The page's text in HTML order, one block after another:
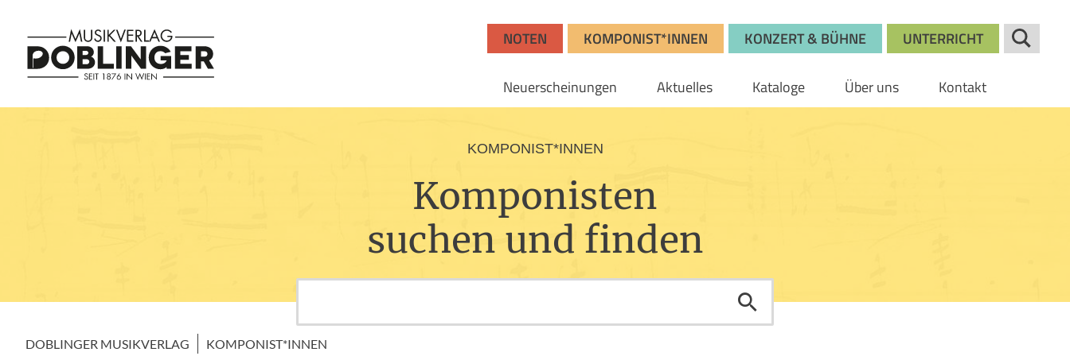
NOTEN KOMPONIST*INNEN KONZERT & BÜHNE UNTERRICHT
Neuerscheinungen Aktuelles Kataloge Über uns Kontakt
KOMPONIST*INNEN
Komponisten
suchen und finden
DOBLINGER MUSIKVERLAG KOMPONIST*INNEN